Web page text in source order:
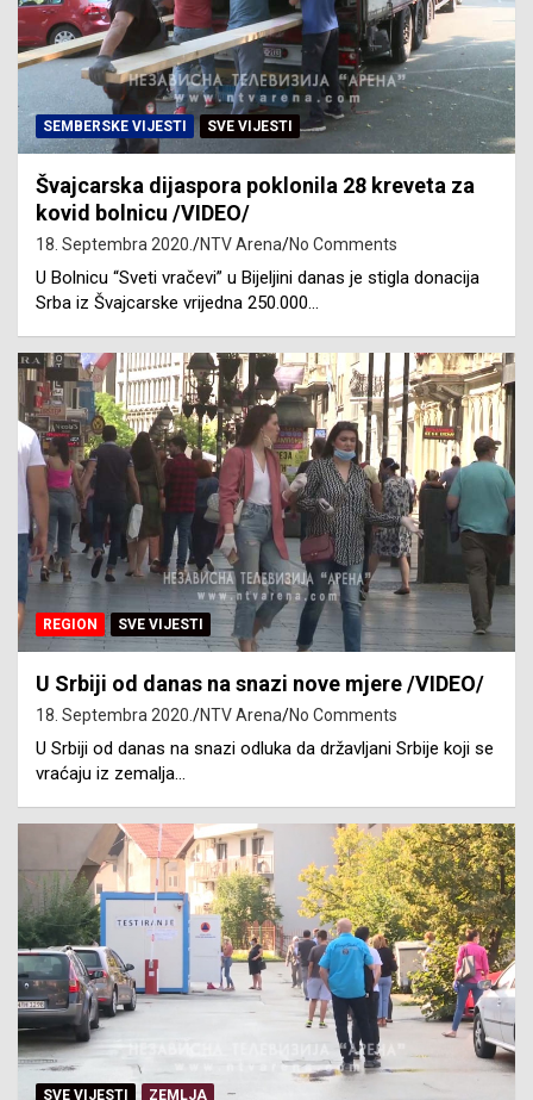
SEMBERSKE VIJESTI SVE VIJESTI
Švajcarska dijaspora poklonila 28 kreveta za
kovid bolnicu /VIDEO/
18. Septembra 2020. NTV Arena No Comments
U Bolnicu “Sveti vračevi” u Bijeljini danas je stigla donacija
Srba iz Švajcarske vrijedna 250.000…
REGION SVE VIJESTI
U Srbiji od danas na snazi nove mjere /VIDEO/
18. Septembra 2020. NTV Arena No Comments
U Srbiji od danas na snazi odluka da državljani Srbije koji se
vraćaju iz zemalja…
SVE VIJESTI ZEMLJA